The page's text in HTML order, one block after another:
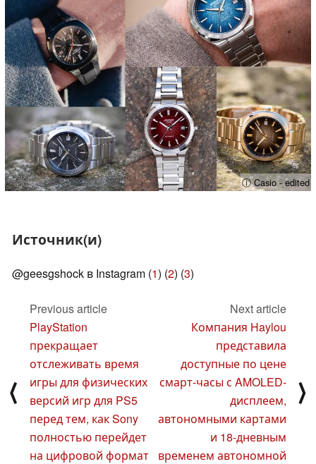
ⓘ Casio - edited
Источник(и)
@geesgshock в Instagram (1) (2) (3)
⟨
Previous article
PlayStation
прекращает
отслеживать время
игры для физических
версий игр для PS5
перед тем, как Sony
полностью перейдет
на цифровой формат
Next article
Компания Haylou
представила
доступные по цене
смарт-часы с AMOLED-
дисплеем,
автономными картами
и 18-дневным
временем автономной
⟩